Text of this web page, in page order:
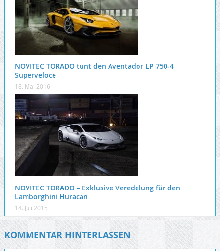
NOVITEC TORADO tunt den Aventador LP 750-4
Superveloce
18. Mai 2016
NOVITEC TORADO – Exklusive Veredelung für den
Lamborghini Huracan
14. Juli 2015
KOMMENTAR HINTERLASSEN